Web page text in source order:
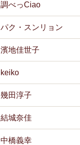
調べっCiao
パク・スンリョン
濱地佳世子
keiko
幾田淳子
結城奈佳
中橋義幸